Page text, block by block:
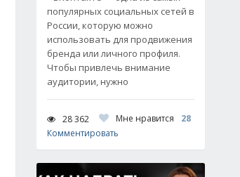
популярных социальных сетей в
России, которую можно
использовать для продвижения
бренда или личного профиля.
Чтобы привлечь внимание
аудитории, нужно
28 362 Мне нравится
28
Комментировать